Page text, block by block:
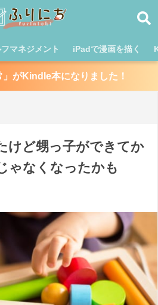
マネジメント iPadで漫画を描く
がKindle本になりました！
けど甥っ子ができてか
ゃなくなったかも